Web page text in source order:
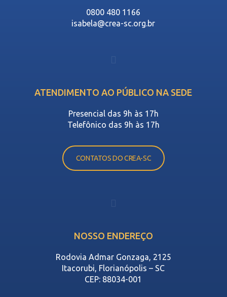
0800 480 1166
isabela@crea-sc.org.br
ATENDIMENTO AO PÚBLICO NA SEDE
Presencial das 9h às 17h
Telefônico das 9h às 17h
CONTATOS DO CREA-SC
NOSSO ENDEREÇO
Rodovia Admar Gonzaga, 2125
Itacorubi, Florianópolis – SC
CEP: 88034-001